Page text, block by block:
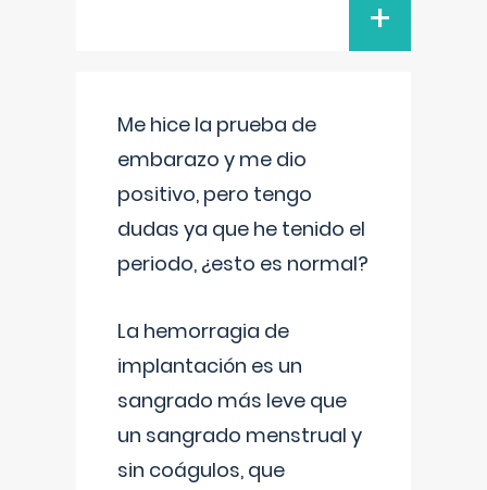
+
Me hice la prueba de
embarazo y me dio
positivo, pero tengo
dudas ya que he tenido el
periodo, ¿esto es normal?
La hemorragia de
implantación es un
sangrado más leve que
un sangrado menstrual y
sin coágulos, que